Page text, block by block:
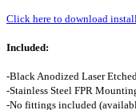
Click here to download
Included:
-Black Anodized Laser
-Stainless Steel FPR
-No fittings included